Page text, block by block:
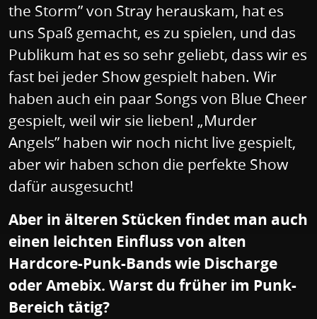
the Storm” von Stray herauskam, hat es
uns Spaß gemacht, es zu spielen, und das
Publikum hat es so sehr geliebt, dass wir es
fast bei jeder Show gespielt haben. Wir
haben auch ein paar Songs von Blue Cheer
gespielt, weil wir sie lieben! „Murder
Angels” haben wir noch nicht live gespielt,
aber wir haben schon die perfekte Show
dafür ausgesucht!
Aber in älteren Stücken findet man auch
einen leichten Einfluss von alten
Hardcore-Punk-Bands wie Discharge
oder Amebix. Warst du früher im Punk-
Bereich tätig?